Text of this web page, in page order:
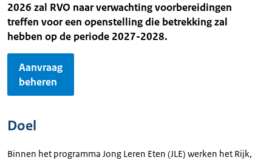
2026 zal RVO naar verwachting voorbereidingen
treffen voor een openstelling die betrekking zal
hebben op de periode 2027-2028.
Aanvraag
beheren
Doel
Binnen het programma Jong Leren Eten (JLE) werken het Rijk,